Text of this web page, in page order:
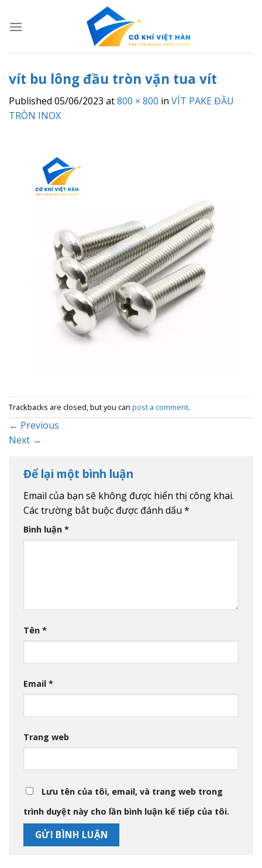
vít bu lông đầu tròn vặn tua vít
Published 05/06/2023 at800 × 800 in VÍT PAKE ĐẦU
TRÒN INOX
Trackbacks are closed, but you can post a comment.
← Previous
Next →
Để lại một bình luận
Email của bạn sẽ không được hiển thị công khai.
Các trường bắt buộc được đánh dấu *
Bình luận *
Tên *
Email *
Trang web
Lưu tên của tôi, email, và trang web trong
trình duyệt này cho lần bình luận kế tiếp của tôi.